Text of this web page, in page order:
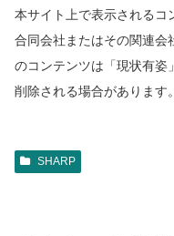
本サイト上で表示されるコ
合同会社またはその関連会
のコンテンツは「現状有姿
削除される場合があります。
SHARP